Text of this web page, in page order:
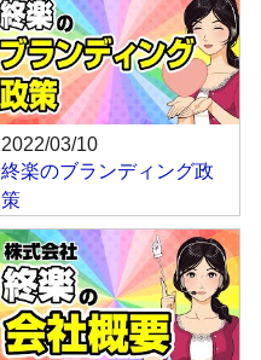
2022/03/10
終楽のブランディング政
策